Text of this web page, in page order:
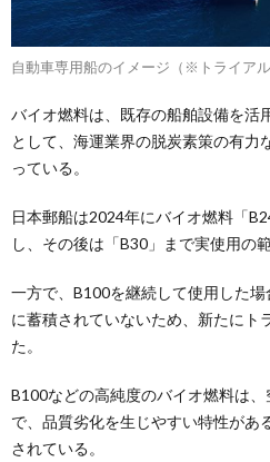
自動車専用船のイメージ（※トライアル
バイオ燃料は、既存の船舶設備を活
として、海運業界の脱炭素策の有力
っている。
日本郵船は2024年にバイオ燃料「
し、その後は「B30」まで実使用の
一方で、B100を継続して使用した
に蓄積されていないため、新たにト
た。
B100などの高純度のバイオ燃料は
で、品質劣化を生じやすい特性があ
されている。